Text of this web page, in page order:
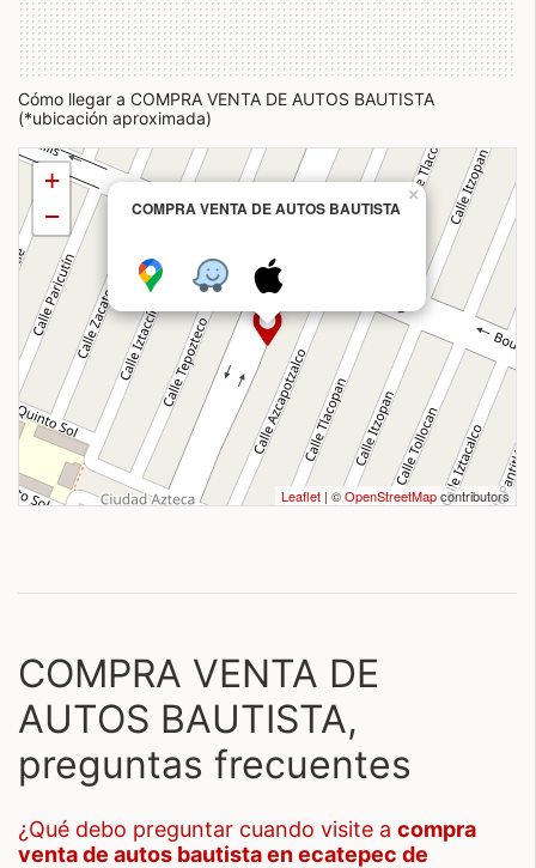
Cómo llegar a COMPRA VENTA DE AUTOS BAUTISTA
(*ubicación aproximada)
COMPRA VENTA DE AUTOS BAUTISTA
×
+
−
Leaflet | ©OpenStreetMapcontributors
COMPRA VENTA DE
AUTOS BAUTISTA,
preguntas frecuentes
¿qué debo preguntar cuando visite a compra
venta de autos bautista en ecatepec de